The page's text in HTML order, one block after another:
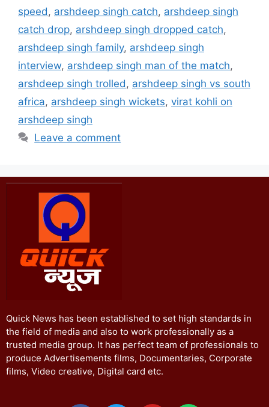
speed , arshdeep singh catch, arshdeep singh
catch drop, arshdeep singh dropped catch,
arshdeep singh family, arshdeep singh
interview, arshdeep singh man of the match,
arshdeep singh trolled , arshdeep singh vs south
africa, arshdeep singh wickets, virat kohli on
arshdeep singh
Leave a comment
Quick News has been established to set high standards in
the field of media and also to work professionally as a
trusted media group. It has perfect team of professionals to
produce Advertisements films, Documentaries, Corporate
films, Video creative, Digital card etc.